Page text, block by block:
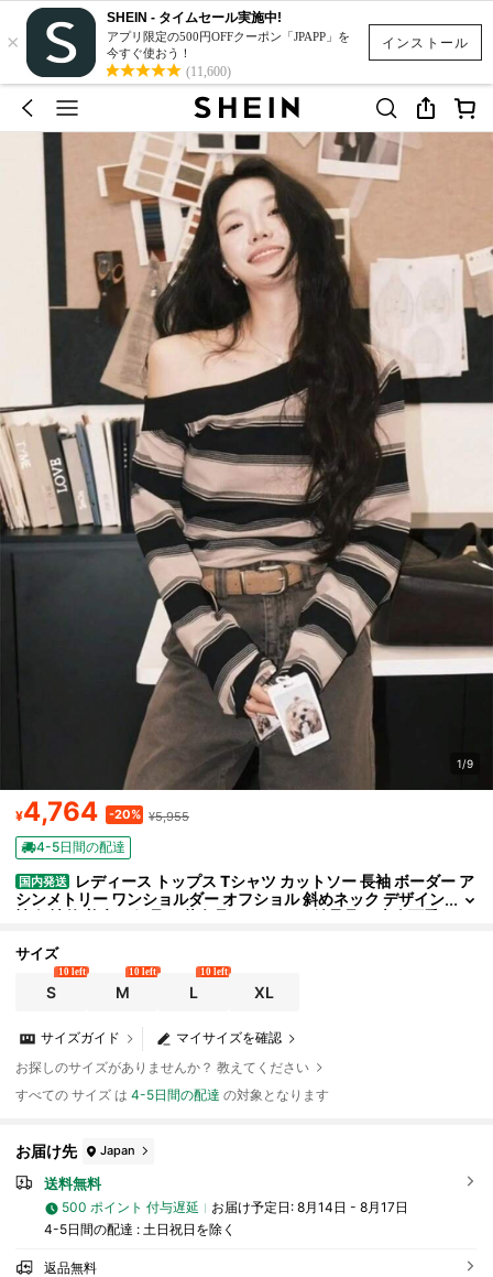
インストール
×
SHEIN - タイムセール実施中!
アプリ限定の500円OFFクーポン「JPAPP」を
今すぐ使おう！
(11,600)
1/9
¥4,764 -20% ¥5,955
4-5日間の配達
国内発送
レディース トップス Tシャツ カットソー 長袖 ボーダー ア
シンメトリー ワンショルダー オフショル 斜めネック デザイン
性 個性的 着痩せ 細見え 華奢見え デコルテ 鎖骨見せ 大人可愛
ト お出かけ 女子会 ブラック ベージュ グレー 秋服 春服 20代 30代
タイト スリム フィット 抜け感 こなれ感 シンプル 配色 バイカラー
モード クール 1枚で決まる 存在感抜群 美ライン ヘルシー 露出控え
め きれいめ y2k スタイルアップ
サイズ
S
10 left
M
10 left
L
10 left
XL
マイサイズを確認
サイズガイド
お探しのサイズがありませんか？ 教えてください
すべての サイズ は4-5日間の配達 の対象となります
お届け先 Japan
送料無料
500 ポイント 付与遅延 お届け予定日: 8月14日 - 8月17日
4-5日間の配達 : 土日祝日を除く
返品無料